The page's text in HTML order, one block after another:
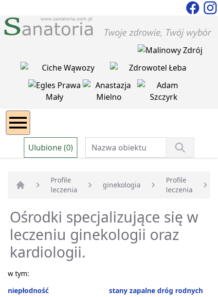
Ulubione (0)
Strona główna
Profile
leczenia
ginekologia
Profile
leczenia
Ośrodki specjalizujące się w
leczeniu ginekologii oraz
kardiologii.
w tym:
niepłodność
stany zapalne dróg rodnych